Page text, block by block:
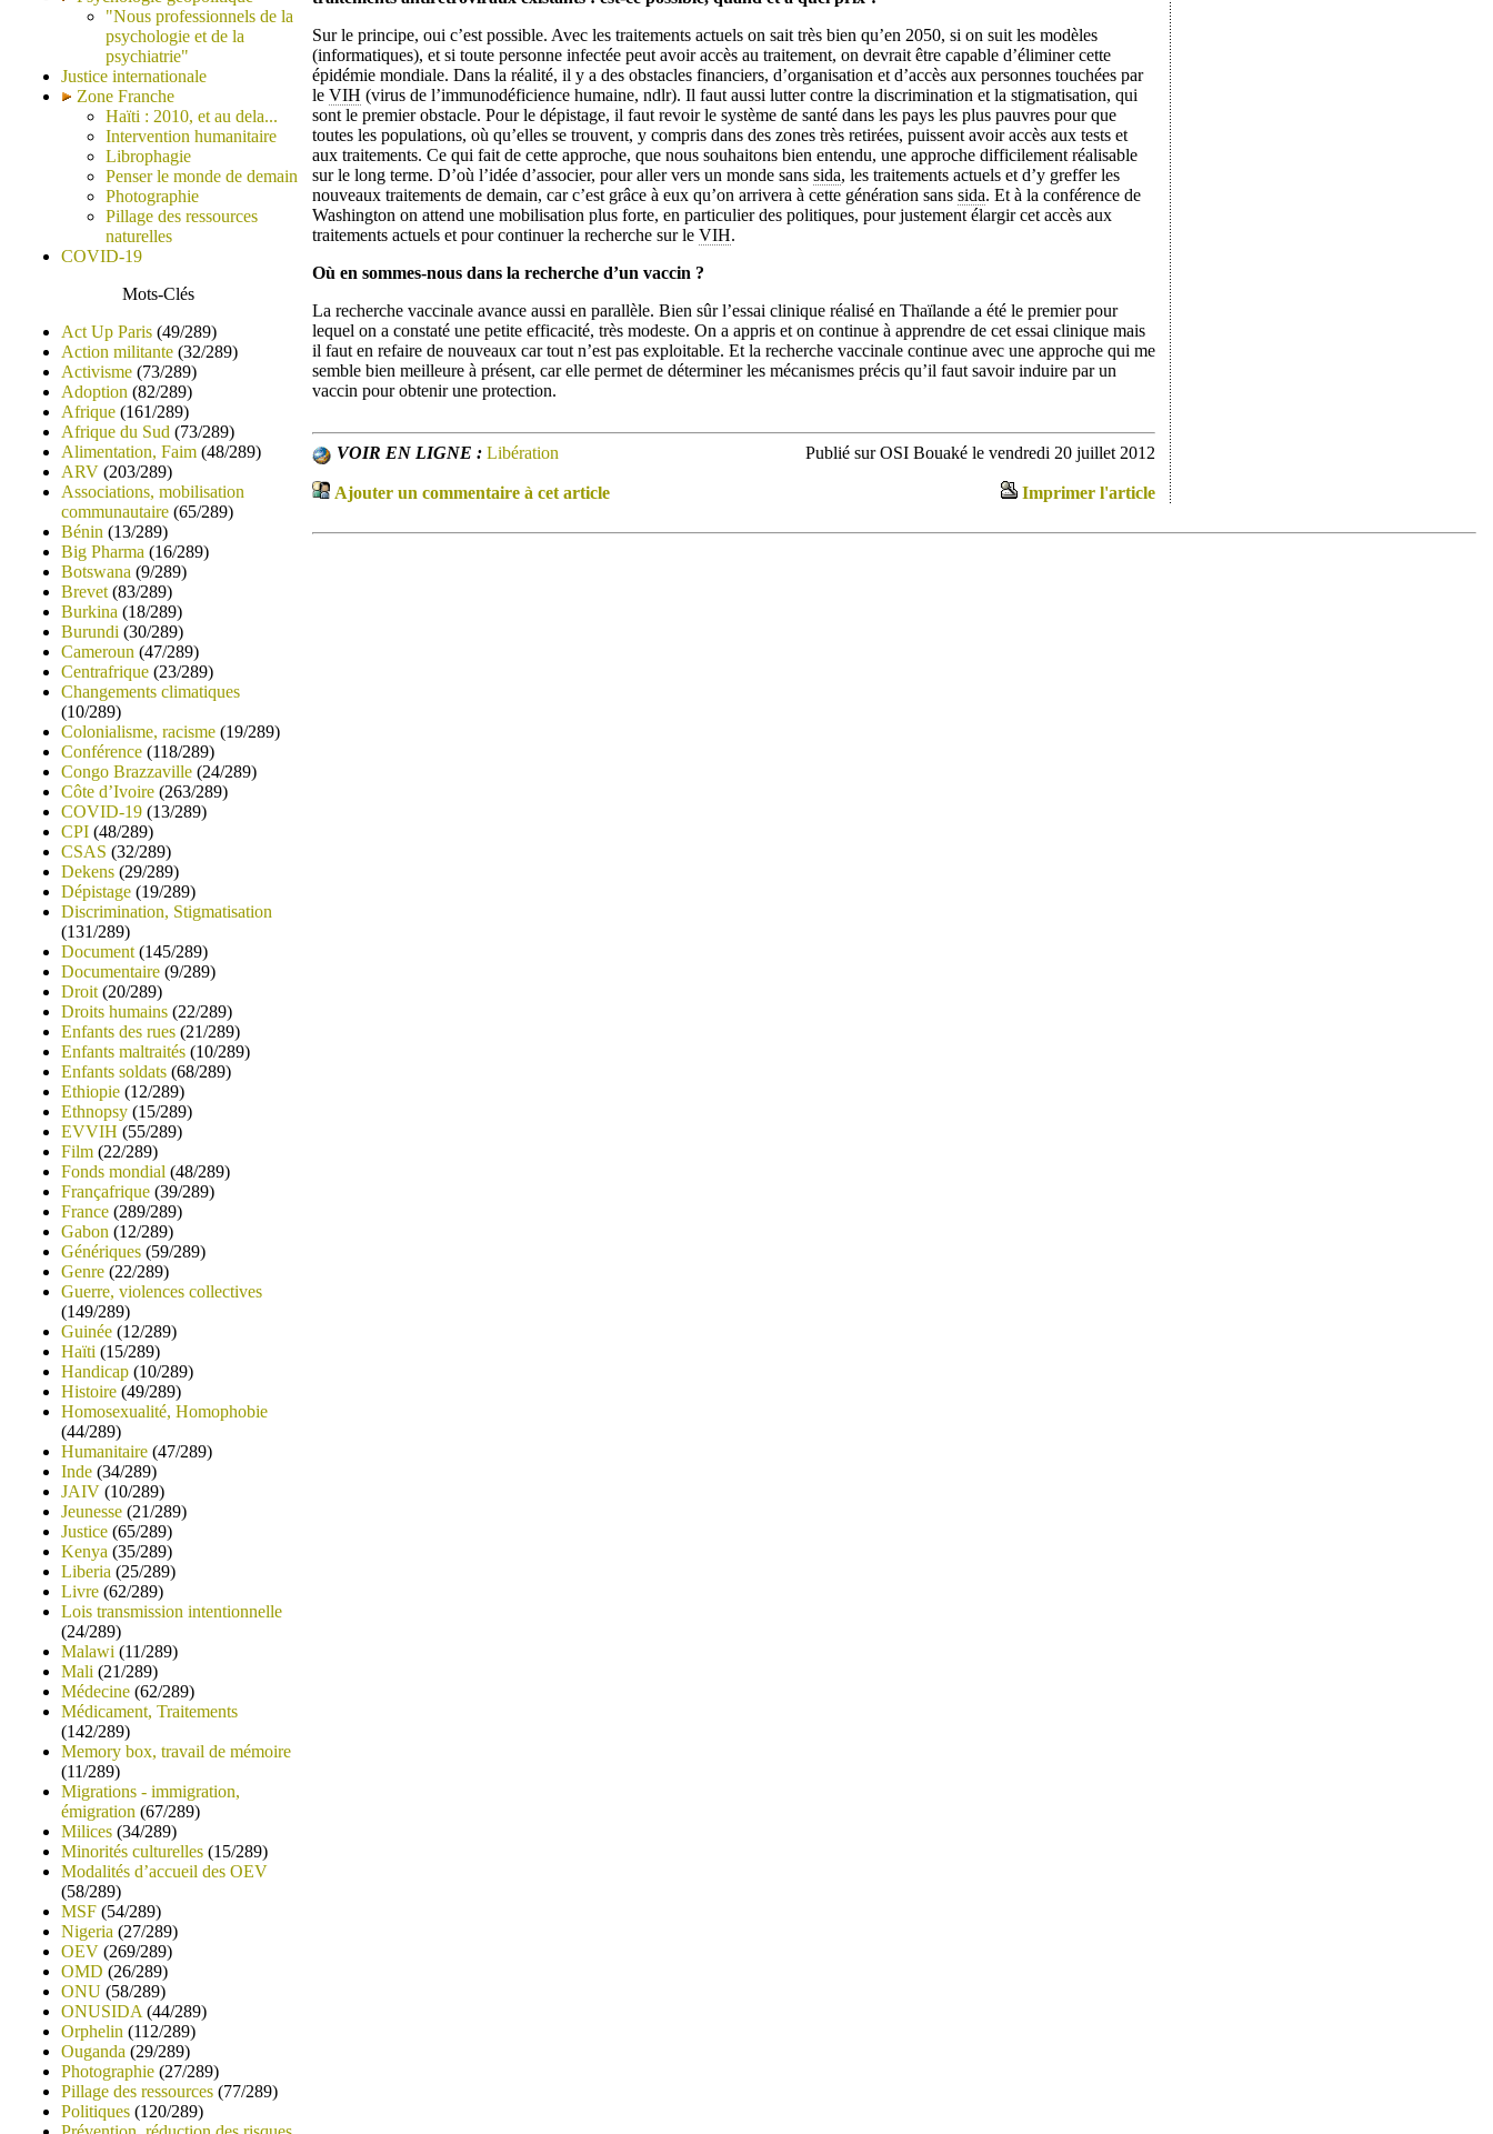
"Nous professionnels de la
psychologie et de la
psychiatrie"
Justice internationale
Zone Franche
Haïti : 2010, et au dela...
Intervention humanitaire
Librophagie
Penser le monde de demain
Photographie
Pillage des ressources
naturelles
COVID-19
Mots-Clés
Act Up Paris (49/289)
Action militante (32/289)
Activisme (73/289)
Adoption (82/289)
Afrique (161/289)
Afrique du Sud (73/289)
Alimentation, Faim (48/289)
ARV (203/289)
Associations, mobilisation
communautaire (65/289)
Bénin (13/289)
Big Pharma (16/289)
Botswana (9/289)
Brevet (83/289)
Burkina (18/289)
Burundi (30/289)
Cameroun (47/289)
Centrafrique (23/289)
Changements climatiques
(10/289)
Colonialisme, racisme (19/289)
Conférence (118/289)
Congo Brazzaville (24/289)
Côte d’Ivoire (263/289)
COVID-19 (13/289)
CPI (48/289)
CSAS (32/289)
Dekens (29/289)
Dépistage (19/289)
Discrimination, Stigmatisation
(131/289)
Document (145/289)
Documentaire (9/289)
Droit (20/289)
Droits humains (22/289)
Enfants des rues (21/289)
Enfants maltraités (10/289)
Enfants soldats (68/289)
Ethiopie (12/289)
Ethnopsy (15/289)
EVVIH (55/289)
Film (22/289)
Fonds mondial (48/289)
Françafrique (39/289)
France (289/289)
Gabon (12/289)
Génériques (59/289)
Genre (22/289)
Guerre, violences collectives
(149/289)
Guinée (12/289)
Haïti (15/289)
Handicap (10/289)
Histoire (49/289)
Homosexualité, Homophobie
(44/289)
Humanitaire (47/289)
Inde (34/289)
JAIV (10/289)
Jeunesse (21/289)
Justice (65/289)
Kenya (35/289)
Liberia (25/289)
Livre (62/289)
Lois transmission intentionnelle
(24/289)
Malawi (11/289)
Mali (21/289)
Médecine (62/289)
Médicament, Traitements
(142/289)
Memory box, travail de mémoire
(11/289)
Migrations - immigration,
émigration (67/289)
Milices (34/289)
Minorités culturelles (15/289)
Modalités d’accueil des OEV
(58/289)
MSF (54/289)
Nigeria (27/289)
OEV (269/289)
OMD (26/289)
ONU (58/289)
ONUSIDA (44/289)
Orphelin (112/289)
Ouganda (29/289)
Photographie (27/289)
Pillage des ressources (77/289)
Politiques (120/289)
Sur le principe, oui c’est possible. Avec les traitements actuels on sait très bien qu’en 2050, si on suit les modèles
(informatiques), et si toute personne infectée peut avoir accès au traitement, on devrait être capable d’éliminer cette
épidémie mondiale. Dans la réalité, il y a des obstacles financiers, d’organisation et d’accès aux personnes touchées par
le VIH (virus de l’immunodéficience humaine, ndlr). Il faut aussi lutter contre la discrimination et la stigmatisation, qui
sont le premier obstacle. Pour le dépistage, il faut revoir le système de santé dans les pays les plus pauvres pour que
toutes les populations, où qu’elles se trouvent, y compris dans des zones très retirées, puissent avoir accès aux tests et
aux traitements. Ce qui fait de cette approche, que nous souhaitons bien entendu, une approche difficilement réalisable
sur le long terme. D’où l’idée d’associer, pour aller vers un monde sans sida, les traitements actuels et d’y greffer les
nouveaux traitements de demain, car c’est grâce à eux qu’on arrivera à cette génération sans sida. Et à la conférence de
Washington on attend une mobilisation plus forte, en particulier des politiques, pour justement élargir cet accès aux
traitements actuels et pour continuer la recherche sur le VIH.
Où en sommes-nous dans la recherche d’un vaccin ?
La recherche vaccinale avance aussi en parallèle. Bien sûr l’essai clinique réalisé en Thaïlande a été le premier pour
lequel on a constaté une petite efficacité, très modeste. On a appris et on continue à apprendre de cet essai clinique mais
il faut en refaire de nouveaux car tout n’est pas exploitable. Et la recherche vaccinale continue avec une approche qui me
semble bien meilleure à présent, car elle permet de déterminer les mécanismes précis qu’il faut savoir induire par un
vaccin pour obtenir une protection.
VOIR EN LIGNE : Libération Publié sur OSI Bouaké le vendredi 20 juillet 2012
Ajouter un commentaire à cet article Imprimer l'article